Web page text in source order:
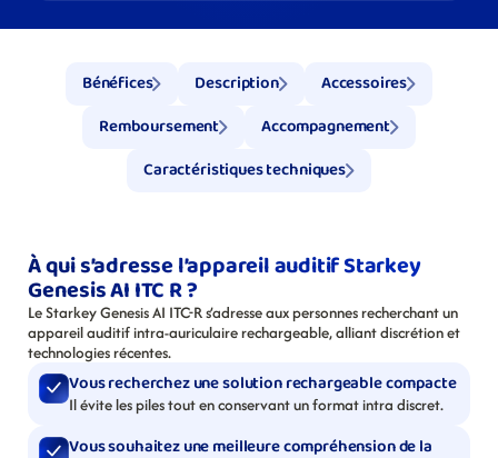
Bénéfices Description
Accessoires
Remboursement
Accompagnement
Caractéristiques techniques
À qui s’adresse l’appareil auditif Starkey
Genesis AI ITC R ?
Le Starkey Genesis AI ITC-R s’adresse aux personnes recherchant un
appareil auditif intra-auriculaire rechargeable, alliant discrétion et
technologies récentes.
Vous recherchez une solution rechargeable compacte
Il évite les piles tout en conservant un format intra discret.
Vous souhaitez une meilleure compréhension de la